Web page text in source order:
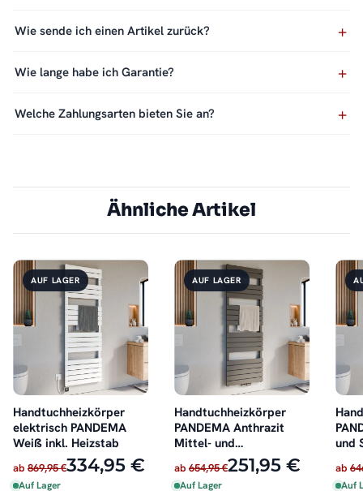
Wie sende ich einen Artikel zurück?
Wie lange habe ich Garantie?
Welche Zahlungsarten bieten Sie an?
Ähnliche Artikel
AUF LAGER
Handtuchheizkörper
elektrisch PANDEMA
Weiß inkl. Heizstab
ab 869,95 €334,95 €
Auf Lager
AUF LAGER
Handtuchheizkörper
PANDEMA Anthrazit
Mittel- und
Seitenanschluss
ab 654,95 €251,95 €
Auf Lager
und
ab
Auf